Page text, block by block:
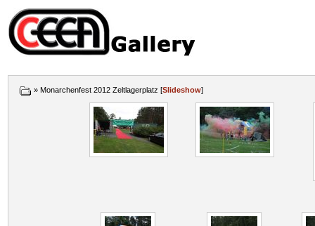
» Monarchenfest 2012 Zeltlagerplatz [Slideshow]